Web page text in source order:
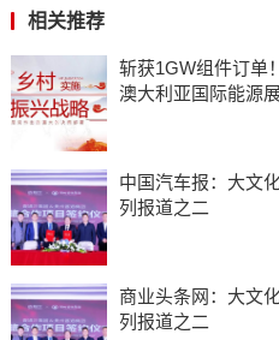
相关推荐
斩获1GW组件订单
澳大利亚国际能源
中国汽车报：大文
列报道之二
商业头条网：大文
列报道之二